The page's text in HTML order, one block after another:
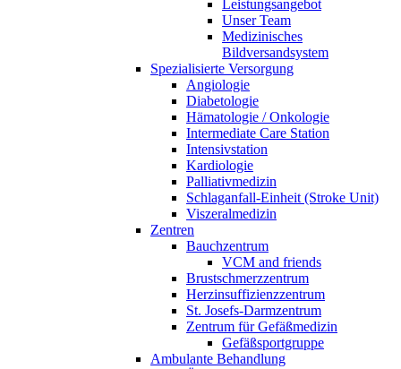
Leistungsangebot
Unser Team
Medizinisches
Bildversandsystem
Spezialisierte Versorgung
Angiologie
Diabetologie
Hämatologie / Onkologie
Intermediate Care Station
Intensivstation
Kardiologie
Palliativmedizin
Schlaganfall-Einheit (Stroke Unit)
Viszeralmedizin
Zentren
Bauchzentrum
VCM and friends
Brustschmerzzentrum
Herzinsuffizienzzentrum
St. Josefs-Darmzentrum
Zentrum für Gefäßmedizin
Gefäßsportgruppe
Ambulante Behandlung